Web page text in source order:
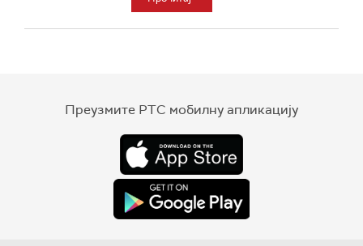
Преузмите РТС мобилну апликацију